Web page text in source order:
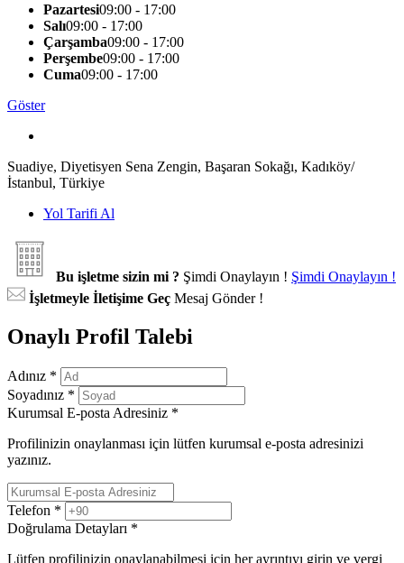
Pazartesi09:00 - 17:00
Salı09:00 - 17:00
Çarşamba09:00 - 17:00
Perşembe09:00 - 17:00
Cuma09:00 - 17:00
Göster
Suadiye, Diyetisyen Sena Zengin, Başaran Sokağı, Kadıköy/
İstanbul, Türkiye
Yol Tarifi Al
Bu işletme sizin mi ? Şimdi Onaylayın ! Şimdi Onaylayın !
İşletmeyle İletişime Geç Mesaj Gönder !
Onaylı Profil Talebi
Adınız *
Soyadınız *
Kurumsal E-posta Adresiniz *
Profilinizin onaylanması için lütfen kurumsal e-posta adresinizi
yazınız.
Telefon *
Doğrulama Detayları *
Lütfen profilinizin onaylanabilmesi için her ayrıntıyı girin ve vergi